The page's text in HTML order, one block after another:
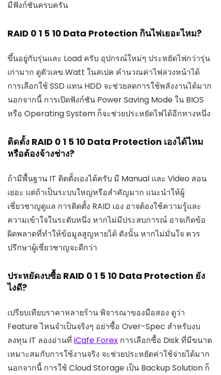
มีฟังก์ชันครบครัน
RAID 0 1 5 10 Data Protection กินไฟเยอะไหม?
ขึ้นอยู่กับรุ่นและ Load ครับ อุปกรณ์ใหม่ๆ ประหยัดไฟกว่ารุ่น
เก่ามาก ดูตัวเลข Watt ในสเปค คำนวณค่าไฟล่วงหน้าได้
การเลือกใช้ SSD แทน HDD จะช่วยลดการใช้พลังงานได้มาก
นอกจากนี้ การเปิดฟังก์ชัน Power Saving Mode ใน BIOS
หรือ Operating System ก็จะช่วยประหยัดไฟได้อีกทางหนึ่ง
ติดตั้ง RAID 0 1 5 10 Data Protection เองได้ไหม
หรือต้องจ้างช่าง?
ถ้ามีพื้นฐาน IT ติดตั้งเองได้ครับ มี Manual และ Video สอน
เยอะ แต่ถ้าเป็นระบบใหญ่หรือสำคัญมาก แนะนำให้ผู้
เชี่ยวชาญดูแล การติดตั้ง RAID เอง อาจต้องใช้ความรู้และ
ความเข้าใจในระดับหนึ่ง หากไม่มีประสบการณ์ อาจเกิดข้อ
ผิดพลาดที่ทำให้ข้อมูลสูญหายได้ ดังนั้น หากไม่มั่นใจ ควร
ปรึกษาผู้เชี่ยวชาญจะดีกว่า
ประหยัดงบซื้อ RAID 0 1 5 10 Data Protection ยัง
ไงดี?
เปรียบเทียบราคาหลายร้าน พิจารณาของมือสอง ดูว่า
Feature ไหนจำเป็นจริงๆ อย่าซื้อ Over-Spec สำหรับงบ
ลงทุน IT ลองอ่านที่ iCafe Forex การเลือกซื้อ Disk ที่มีขนาด
เหมาะสมกับการใช้งานจริง จะช่วยประหยัดค่าใช้จ่ายได้มาก
นอกจากนี้ การใช้ Cloud Storage เป็น Backup Solution ก็